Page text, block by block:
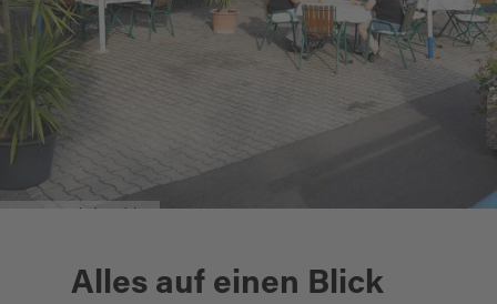
Alles auf einen Blick